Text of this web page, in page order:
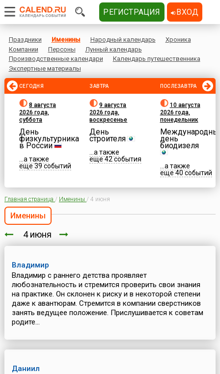
Праздники Именины Народный календарь
Хроника
Компании
Персоны
Лунный календарь
Производственные календари
Календарь путешественника
Экспертные материалы
СЕГОДНЯ
8 августа
2026 года,
суббота
День
физкультурника
в России
...а также
еще 39 событий
ЗАВТРА
9 августа
2026 года,
воскресенье
День
строителя
...а также
еще 42 события
ПОСЛЕЗАВТРА
10 августа
2026 года,
понедельник
день
биодизеля
...а также
еще 40 событий
Главная страница / Именины / 4 июня
Именины
4 июня
Владимир
Владимир с раннего детства проявляет
любознательность и стремится проверить свои знания
на практике. Он склонен к риску и в некоторой степени
даже к авантюрам. Стремится в компании сверстников
занять ведущее положение. Прислушивается к советам
родите...
Даниил
РЕГИСТРАЦИЯ ВХОД